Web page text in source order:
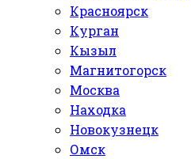
Красноярск
Курган
Кызыл
Магнитогорск
Москва
Находка
Новокузнецк
Омск